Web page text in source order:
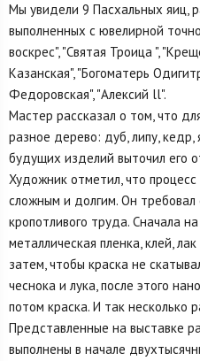
Мы увидели 9 Пасхальных яиц,
выполненных с ювелирной
воскрес", "Святая Троица ",
Казанская", "Богоматерь
Федоровская", "Алексий ll".
Мастер рассказал о том, что
разное дерево: дуб, липу,
будущих изделий выточил его
Художник отметил, что
сложным и долгим. Он требовал
кропотливого труда. Сначала
металлическая пленка, клей,
затем, чтобы краска не
чеснока и лука, после этого
потом краска. И так несколько
Представленные на выставке
выполнены в начале